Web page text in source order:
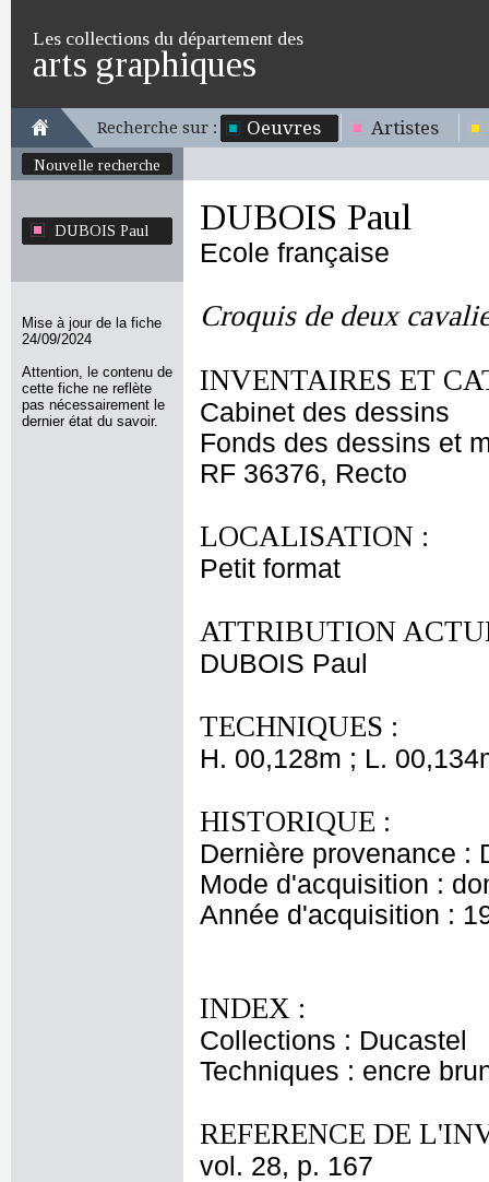
Les collections du département des
arts graphiques
Recherche sur : Oeuvres Artistes
Nouvelle recherche
DUBOIS Paul
Mise à jour de la fiche
24/09/2024
Attention, le contenu de
cette fiche ne reflète
pas nécessairement le
dernier état du savoir.
DUBOIS Paul
Ecole française
Croquis de deux
INVENTAIRES ET
Cabinet des dessins
Fonds des dessins et
RF 36376, Recto
LOCALISATION :
Petit format
ATTRIBUTION
DUBOIS Paul
TECHNIQUES :
H. 00,128m ; L.
HISTORIQUE :
Dernière provenance :
Mode d'acquisition :
Année d'acquisition :
INDEX :
Collections : Ducastel
Techniques : encre
REFERENCE DE
vol. 28, p. 167